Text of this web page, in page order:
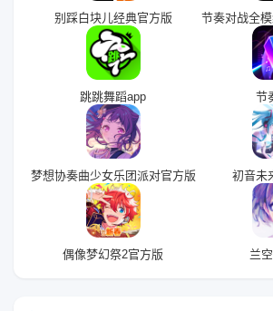
别踩白块儿经典官方版 节奏对战全
跳跳舞蹈app 节
梦想协奏曲少女乐团派对官方版 初音未
偶像梦幻祭2官方版 兰